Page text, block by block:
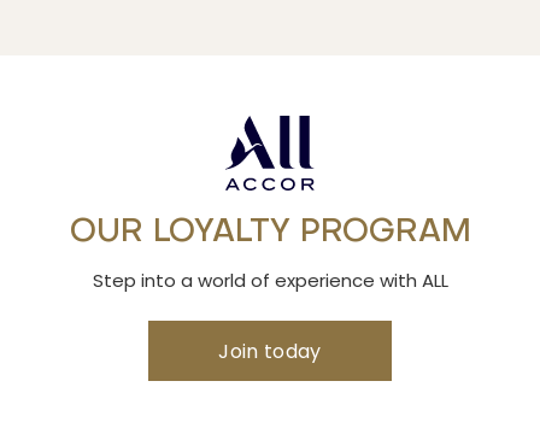
OUR LOYALTY PROGRAM
Step into a world of experience with ALL
Join today